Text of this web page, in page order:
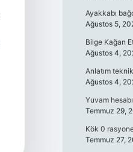
Ayakkabı
Ağustos 5,
Bilge Kağan
Ağustos 4,
Anlatım
Ağustos 4,
Yuvam
Temmuz 29,
Kök 0
Temmuz 27,